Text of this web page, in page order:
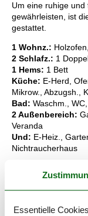
Um eine ruhige
gewährleisten, ist
gestattet.
1 Wohnz.:
2 Schlafz.: 1
1 Hems: 1 Bett
Küche: E-Herd,
Mikrow., Abzugsh.,
Bad: Waschm.,
2 Außenbereich:
Veranda
Und: E-Heiz.,
Nichtraucherhaus
Das Ferienhaus
Verfügung.
Dieses Haus ist
Essentielle